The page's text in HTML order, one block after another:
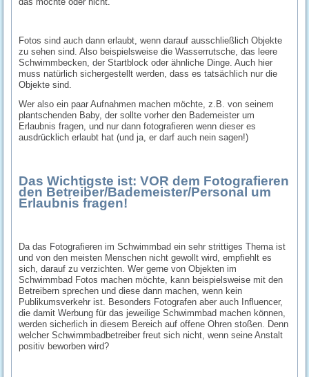
Fotos sind auch dann erlaubt, wenn darauf ausschließlich Objekte
zu sehen sind. Also beispielsweise die Wasserrutsche, das leere
Schwimmbecken, der Startblock oder ähnliche Dinge. Auch hier
muss natürlich sichergestellt werden, dass es tatsächlich nur die
Objekte sind.
Wer also ein paar Aufnahmen machen möchte, z.B. von seinem
plantschenden Baby, der sollte vorher den Bademeister um
Erlaubnis fragen, und nur dann fotografieren wenn dieser es
ausdrücklich erlaubt hat (und ja, er darf auch nein sagen!)
Das Wichtigste ist: VOR dem Fotografieren
den Betreiber/Bademeister/Personal um
Erlaubnis fragen!
Da das Fotografieren im Schwimmbad ein sehr strittiges Thema ist
und von den meisten Menschen nicht gewollt wird, empfiehlt es
sich, darauf zu verzichten. Wer gerne von Objekten im
Schwimmbad Fotos machen möchte, kann beispielsweise mit den
Betreibern sprechen und diese dann machen, wenn kein
Publikumsverkehr ist. Besonders Fotografen aber auch Influencer,
die damit Werbung für das jeweilige Schwimmbad machen können,
werden sicherlich in diesem Bereich auf offene Ohren stoßen. Denn
welcher Schwimmbadbetreiber freut sich nicht, wenn seine Anstalt
positiv beworben wird?